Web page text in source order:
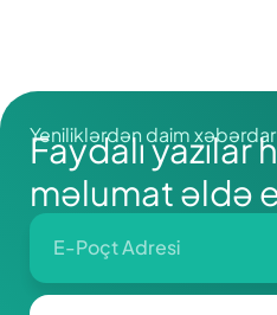
Yeniliklərdən daim
Faydalı yazılar
məlumat əldə